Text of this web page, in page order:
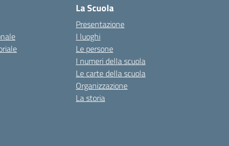
La Scuola
Presentazione
I luoghi
Le persone
I numeri della scuola
Le carte della scuola
Organizzazione
La storia